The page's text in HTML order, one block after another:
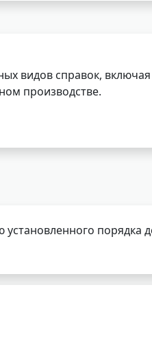
видов справок,
производстве.
порядка